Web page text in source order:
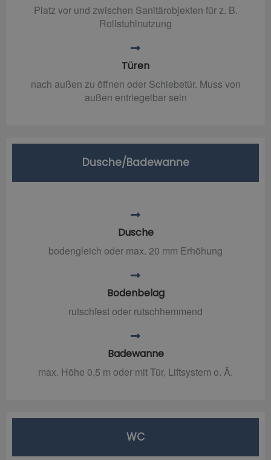
Platz vor und zwischen Sanitärobjekten für z. B.
Rollstuhlnutzung
Türen
nach außen zu öffnen oder Schiebetür. Muss von
außen entriegelbar sein
Dusche/Badewanne
Dusche
bodengleich oder max. 20 mm Erhöhung
Bodenbelag
rutschfest oder rutschhemmend
Badewanne
max. Höhe 0,5 m oder mit Tür, Liftsystem o. Ä.
WC